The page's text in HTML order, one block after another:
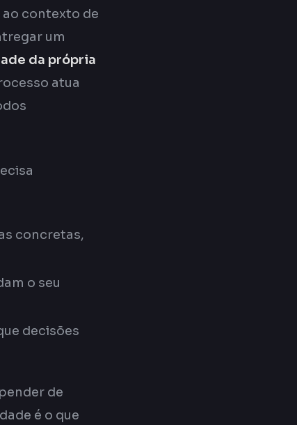
contexto de
um
da própria
atua
concretas,
o seu
decisões
de
é o que